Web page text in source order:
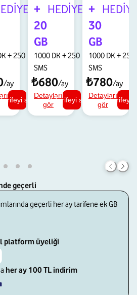
+250
/ay
seç
+
20
GB
HEDİYE
1000 DK +250
SMS
₺680/ay
Detayları
gör
Tarifeyi seç
+
30
GB
1000 DK +250
SMS
₺780/ay
Detayları
gör
Tarifeyi
geçerli
geçerli her ay tarifene ek GB
platform üyeliği
her ay 100 TL indirim